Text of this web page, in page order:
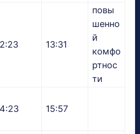
13:31
повы
шенно
й
комфо
ртнос
ти
15:57